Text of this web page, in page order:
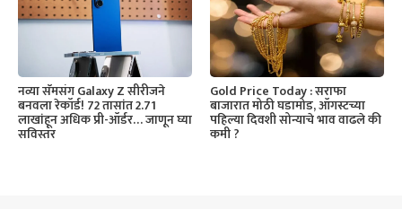
नव्या सॅमसंग Galaxy Z सीरीजने
बनवला रेकॉर्ड! 72 तासांत 2.71
लाखांहून अधिक प्री-ऑर्डर… जाणून घ्या
सविस्तर
Gold Price Today : सराफा
बाजारात मोठी घडामोड, ऑगस्टच्या
पहिल्या दिवशी सोन्याचे भाव वाढले की
कमी ?